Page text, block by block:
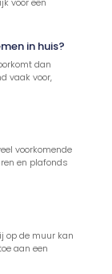
in huis?
dan
vaak voor,
voorkomende
en plafonds
op de muur kan
aan een